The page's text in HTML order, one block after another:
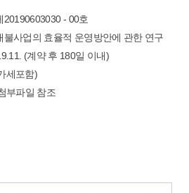
20190603030 - 00호
불사업의 효율적 운영방안에 관한 연구
(계약 후 180일 이내)
세포함)
부파일 참조